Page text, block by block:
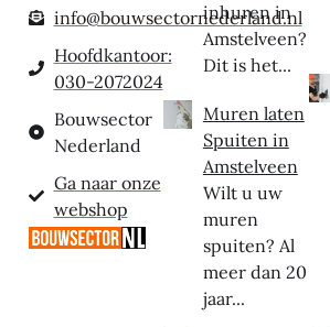
info@bouwsectornederland.nl
Hoofdkantoor:
030-2072024
Bouwsector
Nederland
Ga naar onze
webshop
inhuren in
Amstelveen?
Dit is het...
Muren laten
Spuiten in
Amstelveen
Wilt u uw
muren
spuiten? Al
meer dan 20
jaar...